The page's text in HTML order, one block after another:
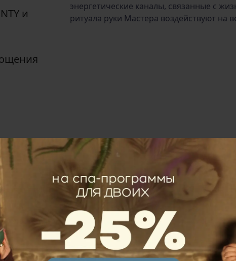
и
энергетические каналы, связанные с
ритуала руки Мастера воздействуют на
Рекомендации
Секрет молодости
NEW Для неё Для него